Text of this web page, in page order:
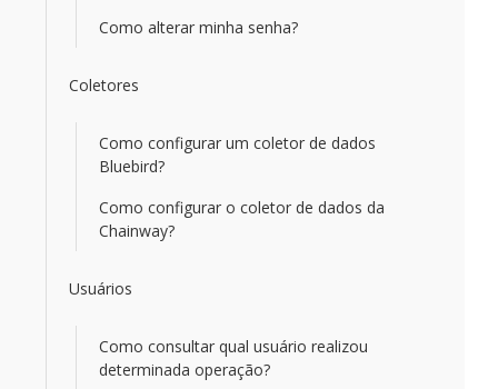
Como alterar minha senha?
Coletores
Como configurar um coletor de dados
Bluebird?
Como configurar o coletor de dados da
Chainway?
Usuários
Como consultar qual usuário realizou
determinada operação?